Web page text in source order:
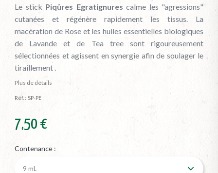
Le stick Piqûres Egratignures calme les "agressions"
cutanées et régénère rapidement les tissus. La
macération de Rose et les huiles essentielles biologiques
de Lavande et de Tea tree sont rigoureusement
sélectionnées et agissent en synergie afin de soulager le
tiraillement .
Plus de détails
Réf. : SP-PE
7,50 €
Contenance :